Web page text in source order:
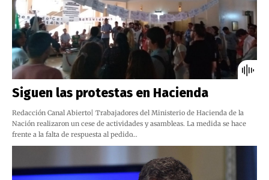
Siguen las protestas en Hacienda
Redacción Canal Abierto| Trabajadores del Ministerio de Hacienda de la
Nación realizaron un cese de actividades y asambleas. La medida se hace
frente a la falta de respuesta al pedido…